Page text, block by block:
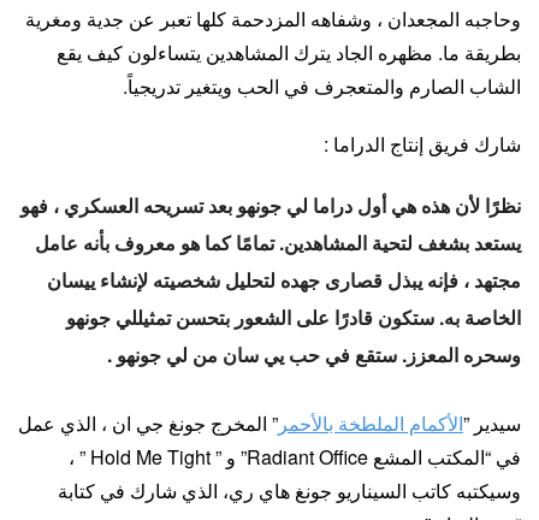
وحاجبه المجعدان ، وشفاهه المزدحمة كلها تعبر عن جدية ومغرية
بطريقة ما. مظهره الجاد يترك المشاهدين يتساءلون كيف يقع
الشاب الصارم والمتعجرف في الحب ويتغير تدريجياً.
شارك فريق إنتاج الدراما :
نظرًا لأن هذه هي أول دراما لي جونهو بعد تسريحه العسكري ، فهو
يستعد بشغف لتحية المشاهدين. تمامًا كما هو معروف بأنه عامل
مجتهد ، فإنه يبذل قصارى جهده لتحليل شخصيته لإنشاء ييسان
الخاصة به. ستكون قادرًا على الشعور بتحسن تمثيللي جونهو
وسحره المعزز. ستقع في حب يي سان من لي جونهو .
سيدير ​​”الأكمام الملطخة بالأحمر ” المخرج جونغ جي ان ، الذي عمل
في “المكتب المشع Radiant Office” و ” Hold Me Tight ” ،
وسيكتبه كاتب السيناريو جونغ هاي ري، الذي شارك في كتابة